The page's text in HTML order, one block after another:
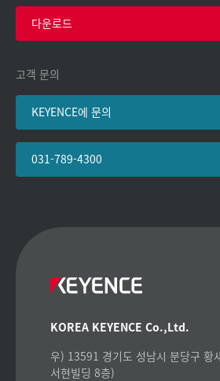
다운로드
고객 문의
KEYENCE에 문의
031-789-4300
KOREA KEYENCE Co.,Ltd.
우) 13591 경기도 성남시 분당구 황
서현빌딩 8층)